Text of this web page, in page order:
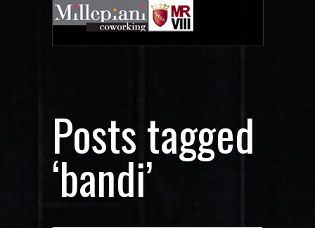
Posts tagged
‘bandi’